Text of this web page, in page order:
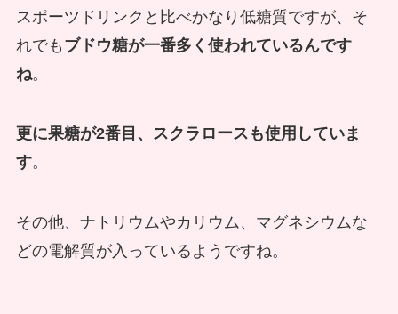
スポーツドリンクと比べかなり低糖質ですが、そ
れでも ブドウ糖が一番多く使われているんです
ね。
更に果糖が2番目、スクラロースも使用していま
す。
その他、ナトリウムやカリウム、マグネシウムな
どの電解質が入っているようですね。